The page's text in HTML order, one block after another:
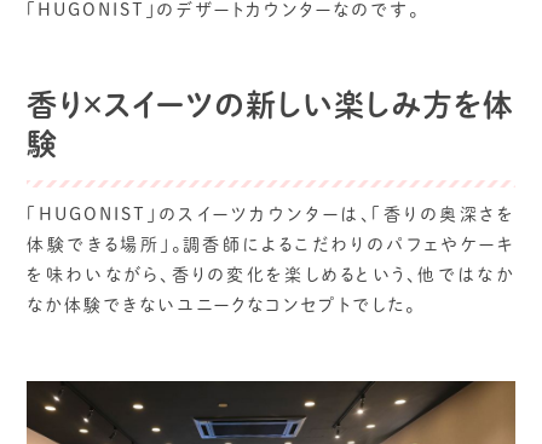
「HUGONIST」のデザートカウンターなのです。
香り×スイーツの新しい楽しみ方を体
験
「HUGONIST」のスイーツカウンターは、「香りの奥深さを
体験できる場所」。調香師によるこだわりのパフェやケーキ
を味わいながら、香りの変化を楽しめるという、他ではなか
なか体験できないユニークなコンセプトでした。